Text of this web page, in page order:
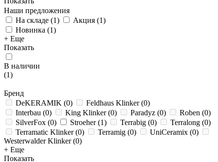
Наши предложения
На складе (1) Акция (1)
Новинка (1)
+ Еще
Показать
В наличии
(1)
Бренд
DeKERAMIK (0) Feldhaus Klinker(0)
Interbau (0) King Klinker(0) Paradyz (0) Roben (0)
SilverFox (0) Stroeher(1) Terrabig (0) Terralong (0)
Terramatic Klinker(0) Terramig (0) UniCeramix (0)
Westerwalder Klinker(0)
+ Еще
Показать